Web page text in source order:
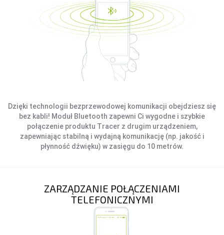
Dzięki technologii bezprzewodowej komunikacji obejdziesz się
bez kabli! Moduł Bluetooth zapewni Ci wygodne i szybkie
połączenie produktu Tracer z drugim urządzeniem,
zapewniając stabilną i wydajną komunikację (np. jakość i
płynność dźwięku) w zasięgu do 10 metrów.
ZARZĄDZANIE POŁĄCZENIAMI
TELEFONICZNYMI